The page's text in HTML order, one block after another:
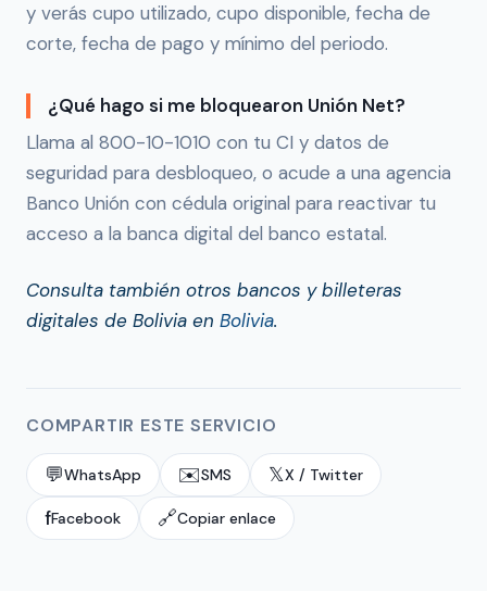
y verás cupo utilizado, cupo disponible, fecha de
corte, fecha de pago y mínimo del periodo.
¿Qué hago si me bloquearon Unión Net?
Llama al 800-10-1010 con tu CI y datos de
seguridad para desbloqueo, o acude a una agencia
Banco Unión con cédula original para reactivar tu
acceso a la banca digital del banco estatal.
Consulta también otros bancos y billeteras
digitales de Bolivia en Bolivia.
COMPARTIR ESTE SERVICIO
💬WhatsApp ✉️SMS 𝕏X / Twitter
fFacebook 🔗Copiar enlace